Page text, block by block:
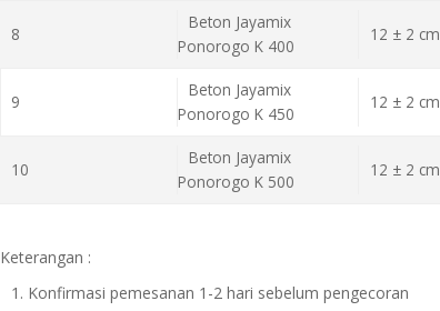
8
Beton Jayamix
Ponorogo K 400
12 ± 2 cm
9
Beton Jayamix
Ponorogo K 450
12 ± 2 cm
10
Beton Jayamix
Ponorogo K 500
12 ± 2 cm
Keterangan :
Konfirmasi pemesanan 1-2 hari sebelum pengecoran